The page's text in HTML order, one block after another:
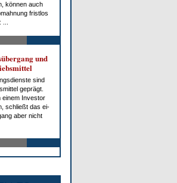
kön­nen auch
frist­los
und
sind
ge­prägt.
ei­nem In­ves­tor
schließt das ei­
aber nicht